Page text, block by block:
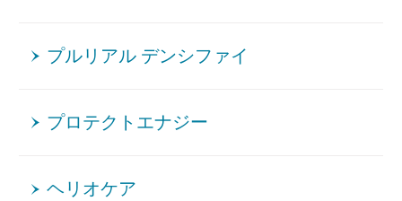
プルリアル デンシファイ
プロテクトエナジー
ヘリオケア